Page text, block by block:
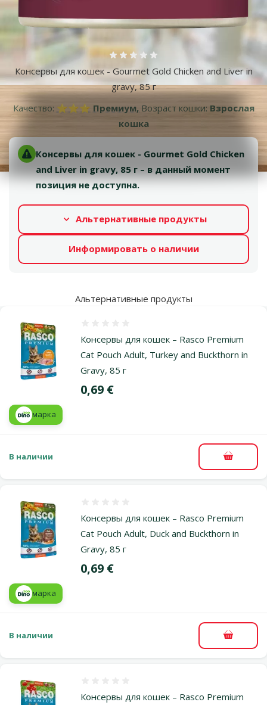
Консервы для кошек - Gourmet Gold Chicken and Liver in
gravy, 85 г
Оценка 0%
Качество: ⭐⭐⭐ Премиум, Возраст кошки: Взрослая
кошка
Консервы для кошек - Gourmet Gold Chicken
and Liver in gravy, 85 г – в данный момент
позиция не доступна.
Альтернативные продукты
Информировать о наличии
Альтернативные продукты
Консервы для кошек – Rasco Premium
Cat Pouch Adult, Turkey and Buckthorn in
Gravy, 85 г
Цена
0,69 €
марка
В наличии В
Консервы для кошек – Rasco Premium
Cat Pouch Adult, Duck and Buckthorn in
Gravy, 85 г
Цена
0,69 €
марка
В наличии В
Консервы для кошек – Rasco Premium